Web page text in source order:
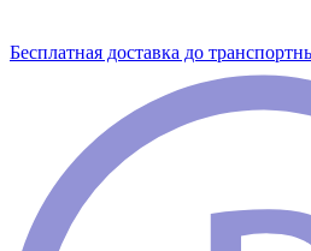
Бесплатная доставка до